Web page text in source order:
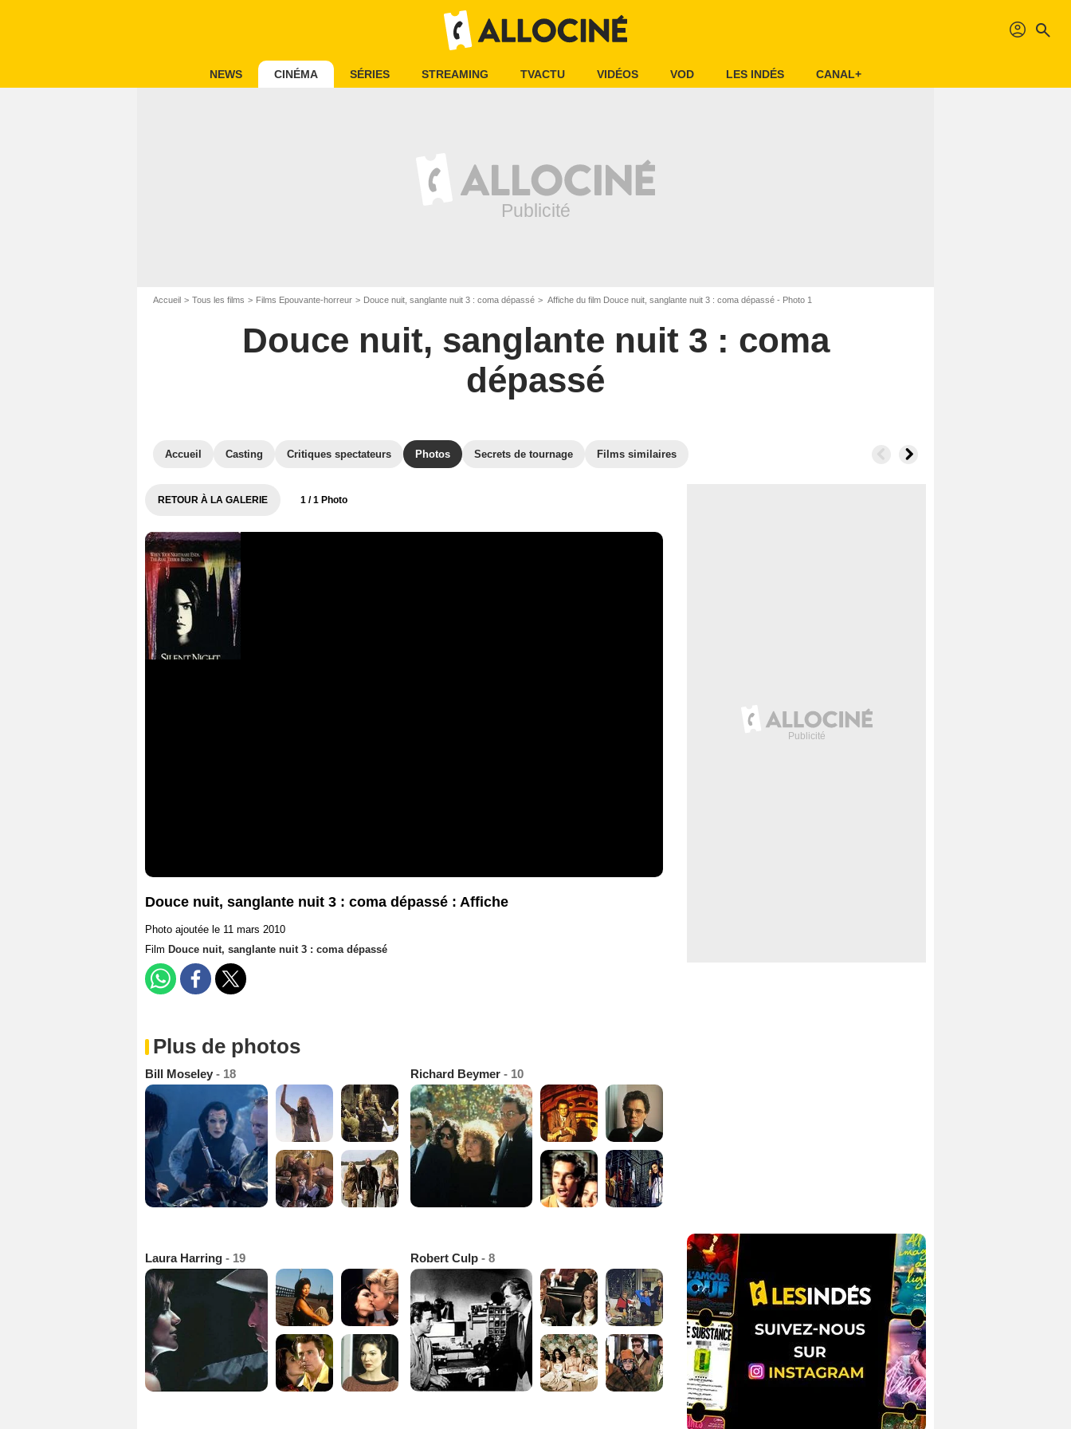
profil search
NEWS CINÉMA SÉRIES STREAMING TVACTU VIDÉOS VOD LES INDÉS CANAL+
Accueil Tous les films Films Epouvante-horreur Douce nuit, sanglante nuit 3 : coma dépassé Affiche du film Douce nuit, sanglante nuit 3 : coma dépassé - Photo 1
Douce nuit, sanglante nuit 3 : coma
dépassé
Accueil Casting Critiques spectateurs Photos Secrets de tournage Films similaires
RETOUR À LA GALERIE 1 / 1 Photo
Douce nuit, sanglante nuit 3 : coma dépassé : Affiche
Photo ajoutée le 11 mars 2010
Film Douce nuit, sanglante nuit 3 : coma dépassé
Plus de photos
Bill Moseley - 18 Richard Beymer - 10
Laura Harring - 19 Robert Culp - 8